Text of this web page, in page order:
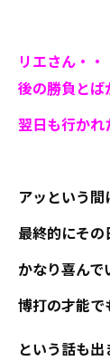
リエさん・
後の勝負とば
翌日も行かれ
アッという
最終的にそ
かなり喜んで
博打の才能で
という話も出